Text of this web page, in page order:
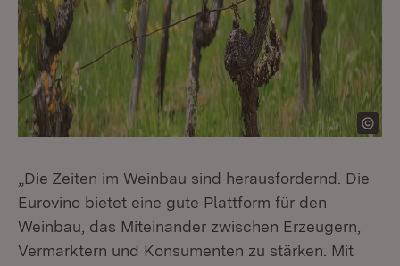
„Die Zeiten im Weinbau sind herausfordernd. Die
Eurovino bietet eine gute Plattform für den
Weinbau, das Miteinander zwischen Erzeugern,
Vermarktern und Konsumenten zu stärken. Mit